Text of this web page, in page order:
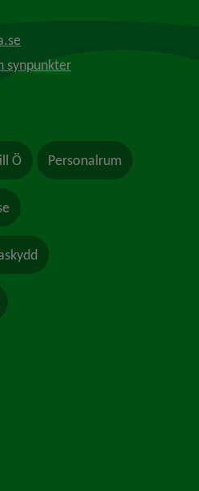
synpunkter
Ö Personalrum